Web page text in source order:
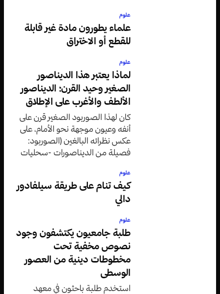
علوم
علماء يطورون مادة غير قابلة
للقطع أو الاختراق
علوم
لماذا يعتبر هذا الديناصور
الصغير وحيد القرن؛ الديناصور
الألطف والأغرب على الإطلاق
كان لهذا الصوربود الصغير قرن على
أنفه وعيون موجهة نحو الأمام، على
عكس نظرائه البالغين (الصوربود:
فصيلة من الديناصورات -سحليات
وذيول طويلة ورؤوس صغيرة).
علوم
كيف تنام على طريقة سيلفادور
دالي
علوم
طلبة جامعيون يكتشفون وجود
نصوص مخفية تحت
مخطوطات دينية من العصور
الوسطى
استخدم طلبة باحثون في معهد